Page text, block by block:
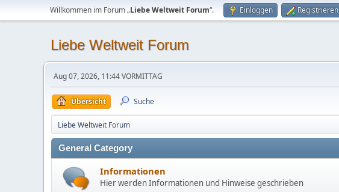
Willkommen im Forum „Liebe Weltweit Forum“. Einloggen Registrieren
Liebe Weltweit Forum
Aug 07, 2026, 11:44 VORMITTAG
Übersicht Suche
Liebe Weltweit Forum
General Category
Informationen
Hier werden Informationen und Hinweise geschrieben